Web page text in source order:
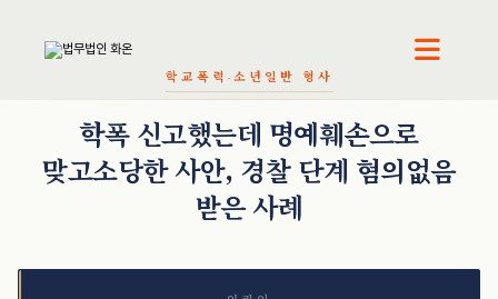
학교폭력·소년 일반 형사
학폭 신고했는데 명예훼손으로
맞고소당한 사안, 경찰 단계 혐의없음
받은 사례